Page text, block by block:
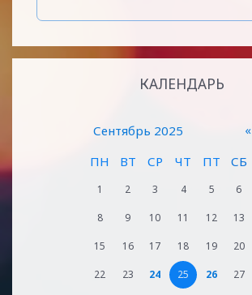
КАЛЕНДАРЬ
«
Сентябрь 2025
ПН
ВТ СР ЧТ ПТ СБ
1 2 3 4 5 6
8 9 10 11 12 13
15 16 17 18 19 20
22 23 24 25 26 27